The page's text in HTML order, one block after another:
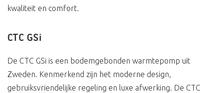
kwaliteit en comfort.
CTC GSi
De CTC GSi is een bodemgebonden warmtepomp uit
Zweden. Kenmerkend zijn het moderne design,
gebruiksvriendelijke regeling en luxe afwerking. De CTC